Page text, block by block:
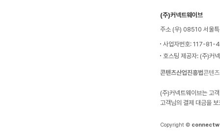
(주)커넥트웨이브
주소 (우) 08510 서울
사업자번호: 117-81-
호스팅 제공자: (주)커
콘텐츠산업진흥법콘텐
(주)커넥트웨이브는 고
고객님의 결제 대금을
Copyright ©